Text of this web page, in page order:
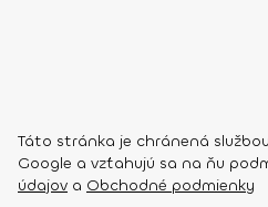
Táto stránka je chránená
Google a vzťahujú sa na ňu
údajov a Obchodné podmienky